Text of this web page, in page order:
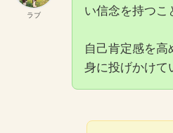
ラブ
い信念を持つこ
自己肯定感を高
身に投げかけて